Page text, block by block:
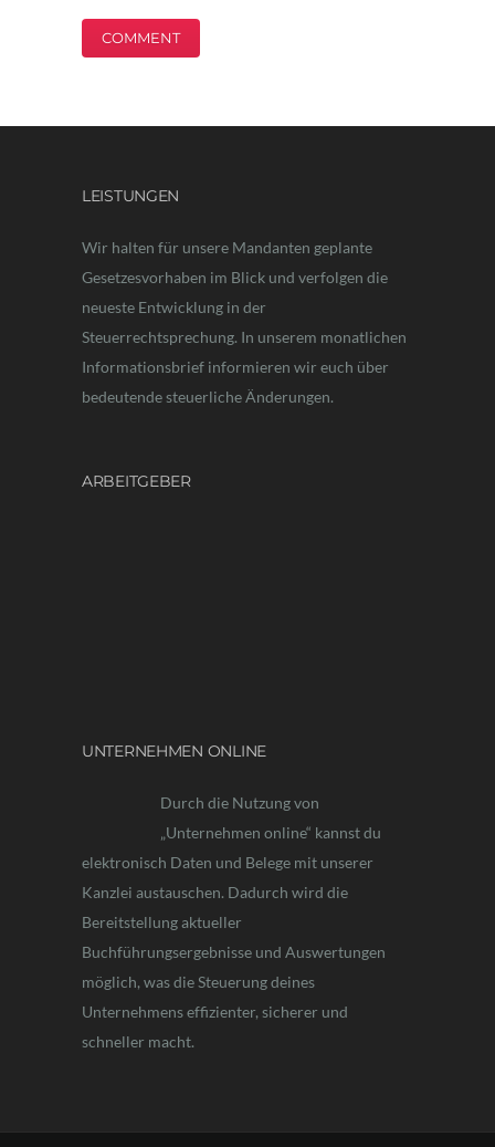
LEISTUNGEN
Wir halten für unsere Mandanten geplante
Gesetzesvorhaben im Blick und verfolgen die
neueste Entwicklung in der
Steuerrechtsprechung. In unserem monatlichen
Informationsbrief informieren wir euch über
bedeutende steuerliche Änderungen.
ARBEITGEBER
UNTERNEHMEN ONLINE
Durch die Nutzung von
„Unternehmen online“ kannst du
elektronisch Daten und Belege mit unserer
Kanzlei austauschen. Dadurch wird die
Bereitstellung aktueller
Buchführungsergebnisse und Auswertungen
möglich, was die Steuerung deines
Unternehmens effizienter, sicherer und
schneller macht.